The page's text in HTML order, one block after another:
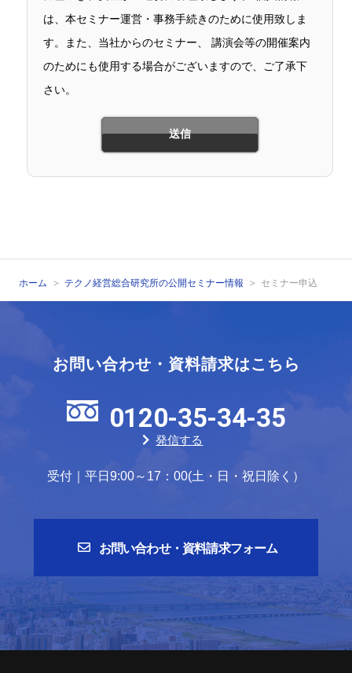
は、本セミナー運営・事務手続きのために使用致しま
す。また、当社からのセミナー、 講演会等の開催案内
のためにも使用する場合がございますので、ご了承下
さい。
ホーム テクノ経営総合研究所の公開セミナー情報 セミナー申込
お問い合わせ・資料請求はこちら
0120-35-34-35
発信する
受付｜平日9:00～17：00(土・日・祝日除く）
お問い合わせ・資料請求フォーム